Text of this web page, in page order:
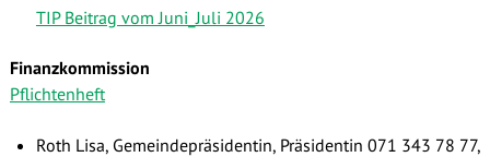
TIP Beitrag vom Juni_Juli 2026
Finanzkommission
Pflichtenheft
Roth Lisa, Gemeindepräsidentin, Präsidentin 071 343 78 77,